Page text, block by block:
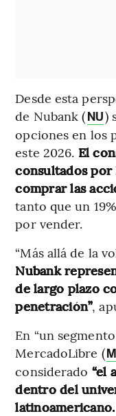
Desde esta
de Nubank (NU)
opciones en los
este 2026. El
consultados
comprar las
tanto que un
por vender.
“Más allá de la
Nubank
de largo plazo
penetración”,
En “un
MercadoLibre (
considerado “el
dentro del
latinoamericano.